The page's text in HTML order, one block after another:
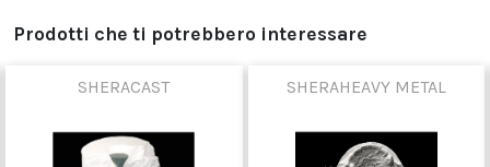
Prodotti che ti potrebbero interessare
SHERACAST SHERAHEAVY METAL